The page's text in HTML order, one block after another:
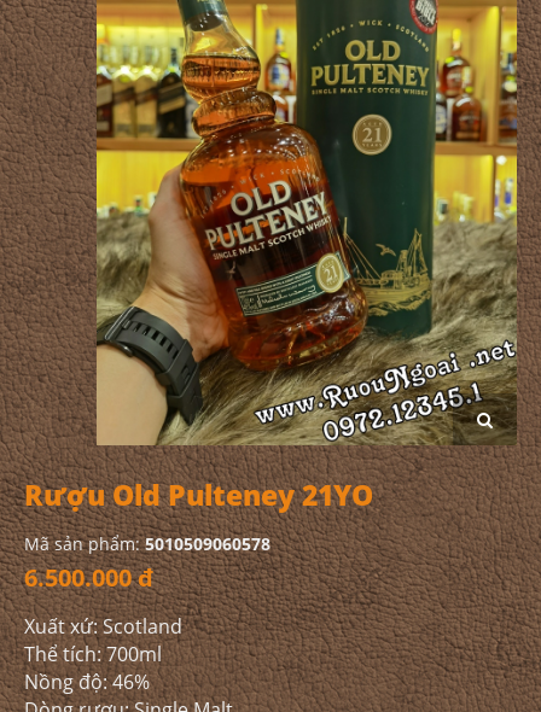
Rượu Old Pulteney 21YO
Mã sản phẩm:5010509060578
6.500.000 đ
Xuất xứ: Scotland
Thể tích: 700ml
Nồng độ: 46%